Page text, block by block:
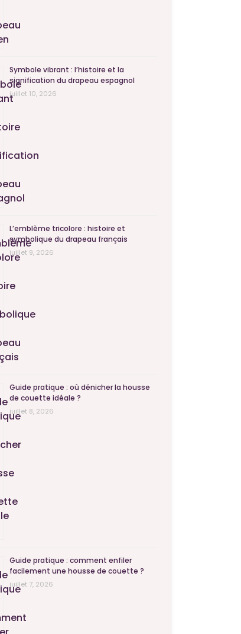
Symbole vibrant : l’histoire et la
signification du drapeau espagnol
juillet 10, 2026
L’emblème tricolore : histoire et
symbolique du drapeau français
juillet 9, 2026
Guide pratique : où dénicher la housse
de couette idéale ?
juillet 8, 2026
Guide pratique : comment enfiler
facilement une housse de couette ?
juillet 7, 2026